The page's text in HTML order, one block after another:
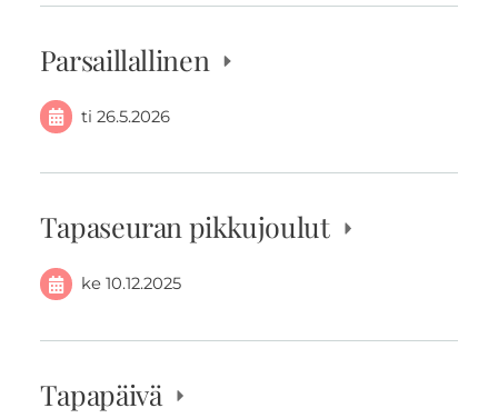
Parsaillallinen
ti 26.5.2026
Tapaseuran pikkujoulut
ke 10.12.2025
Tapapäivä